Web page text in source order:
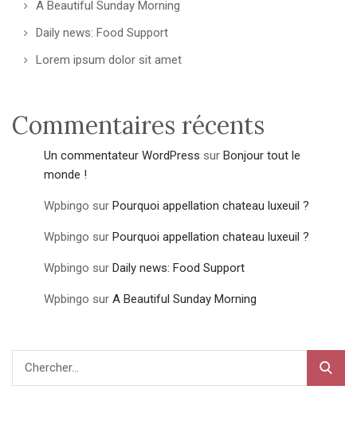
A Beautiful Sunday Morning
Daily news: Food Support
Lorem ipsum dolor sit amet
Commentaires récents
Un commentateur WordPress sur Bonjour tout le
monde !
Wpbingo sur Pourquoi appellation chateau luxeuil ?
Wpbingo sur Pourquoi appellation chateau luxeuil ?
Wpbingo sur Daily news: Food Support
Wpbingo sur A Beautiful Sunday Morning